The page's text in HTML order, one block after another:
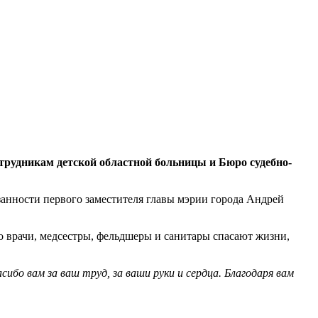
детской областной больницы и Бюро судебно-
первого заместителя главы мэрии города Андрей
медсестры, фельдшеры и санитары спасают жизни,
вам за ваш труд, за ваши руки и сердца. Благодаря вам